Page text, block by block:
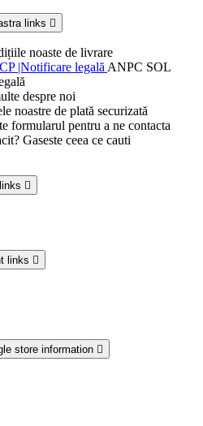
links 
noaste de livrare
|Notificare legală ANPC SOL
despre noi
noastre de plată securizată
formularul pentru a ne contacta
Gaseste ceea ce cauti

links 
store information 